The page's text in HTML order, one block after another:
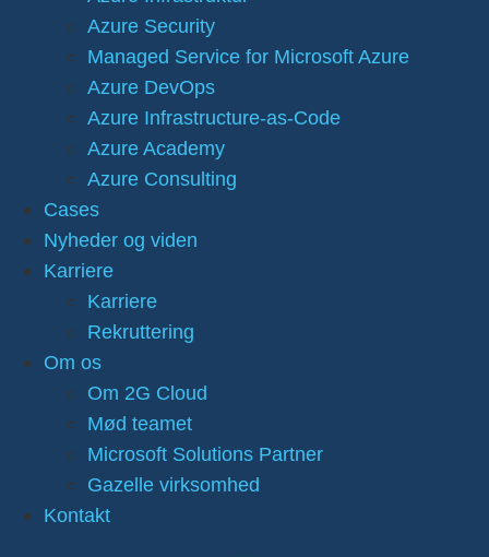
Azure Security
Managed Service for Microsoft Azure
Azure DevOps
Azure Infrastructure-as-Code
Azure Academy
Azure Consulting
Cases
Nyheder og viden
Karriere
Karriere
Rekruttering
Om os
Om 2G Cloud
Mød teamet
Microsoft Solutions Partner
Gazelle virksomhed
Kontakt